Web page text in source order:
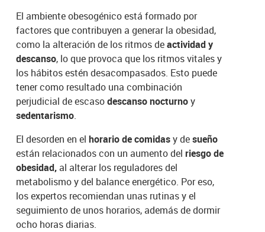
El ambiente obesogénico está formado por
factores que contribuyen a generar la obesidad,
como la alteración de los ritmos deactividad y
descanso, lo que provoca que los ritmos vitales y
los hábitos estén desacompasados. Esto puede
tener como resultado una combinación
perjudicial de escasodescanso nocturnoy
sedentarismo.
El desorden en elhorario de comidasy desueño
están relacionados con un aumento del riesgo de
obesidad,al alterar los reguladores del
metabolismo y del balance energético. Por eso,
los expertos recomiendan unas rutinas y el
seguimiento de unos horarios, además de dormir
ocho horas diarias.